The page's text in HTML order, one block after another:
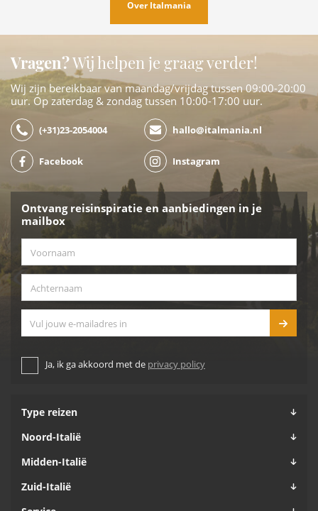
Over Italmania
Vragen?Wij helpen je graag verder!
Wij zijn bereikbaar van maandag/vrijdag tussen 09:00-20:00
uur. Op zaterdag & zondag tussen 10:00-17:00 uur.
(+31)23-2054004 hallo@italmania.nl
Facebook Instagram
Ontvang reisinspiratie en aanbiedingen in je
mailbox
Ja, ik ga akkoord met de privacy policy
Type reizen
Noord-Italië
Midden-Italië
Zuid-Italië